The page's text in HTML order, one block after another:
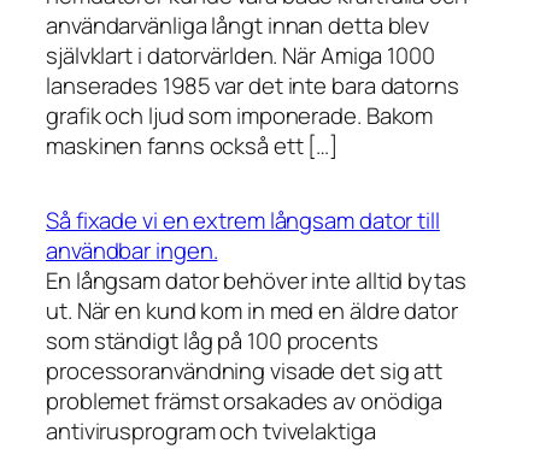
användarvänliga långt innan detta blev
självklart i datorvärlden. När Amiga 1000
lanserades 1985 var det inte bara datorns
grafik och ljud som imponerade. Bakom
maskinen fanns också ett […]
Så fixade vi en extrem långsam dator till
användbar ingen.
En långsam dator behöver inte alltid bytas
ut. När en kund kom in med en äldre dator
som ständigt låg på 100 procents
processoranvändning visade det sig att
problemet främst orsakades av onödiga
antivirusprogram och tvivelaktiga